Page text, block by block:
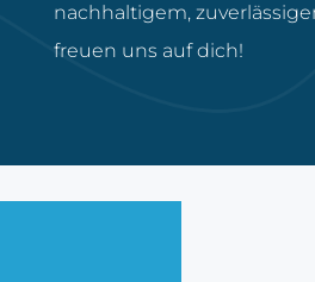
nachhaltigem,
freuen uns auf dich!